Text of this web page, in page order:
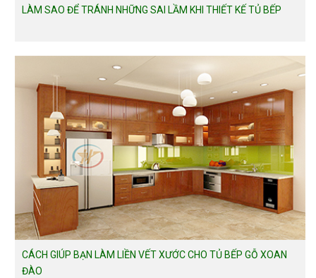
LÀM SAO ĐỂ TRÁNH NHỮNG SAI LẦM KHI THIẾT KẾ TỦ BẾP
CÁCH GIÚP BẠN LÀM LIỀN VẾT XƯỚC CHO TỦ BẾP GỖ XOAN
ĐÀO